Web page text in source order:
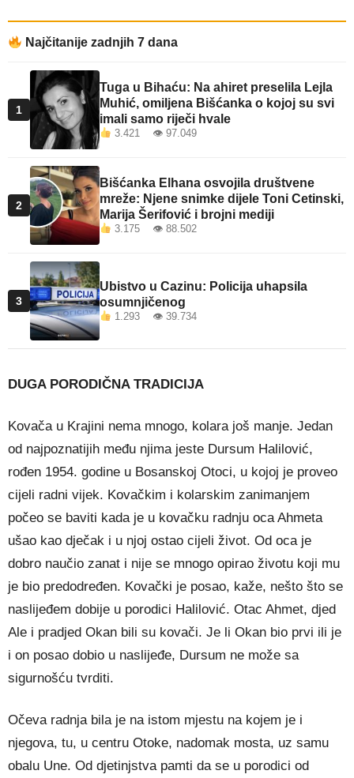
Najčitanije zadnjih 7 dana
1
Tuga u Bihaću: Na ahiret preselila Lejla
Muhić, omiljena Bišćanka o kojoj su svi
imali samo riječi hvale
3.421 👁 97.049
2
Bišćanka Elhana osvojila društvene
mreže: Njene snimke dijele Toni Cetinski,
Marija Šerifović i brojni mediji
3.175 👁 88.502
3
Ubistvo u Cazinu: Policija uhapsila
osumnjičenog
1.293 👁 39.734
DUGA PORODIČNA TRADICIJA
Kovača u Krajini nema mnogo, kolara još manje. Jedan
od najpoznatijih među njima jeste Dursum Halilović,
rođen 1954. godine u Bosanskoj Otoci, u kojoj je proveo
cijeli radni vijek. Kovačkim i kolarskim zanimanjem
počeo se baviti kada je u kovačku radnju oca Ahmeta
ušao kao dječak i u njoj ostao cijeli život. Od oca je
dobro naučio zanat i nije se mnogo opirao životu koji mu
je bio predodređen. Kovački je posao, kaže, nešto što se
naslijeđem dobije u porodici Halilović. Otac Ahmet, djed
Ale i pradjed Okan bili su kovači. Je li Okan bio prvi ili je
i on posao dobio u naslijeđe, Dursum ne može sa
sigurnošću tvrditi.
Očeva radnja bila je na istom mjestu na kojem je i
njegova, tu, u centru Otoke, nadomak mosta, uz samu
obalu Une. Od djetinjstva pamti da se u porodici od